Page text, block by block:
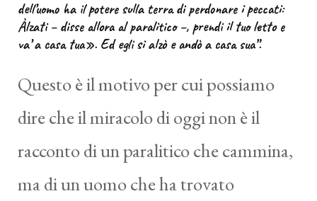
dell’uomo ha il potere sulla terra di perdonare i peccati:
Àlzati – disse allora al paralitico –, prendi il tuo letto e
va’ a casa tua». Ed egli si alzò e andò a casa sua”.
Questo è il motivo per cui possiamo
dire che il miracolo di oggi non è il
racconto di un paralitico che cammina,
ma di un uomo che ha trovato